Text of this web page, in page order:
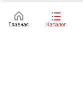
Главная Каталог